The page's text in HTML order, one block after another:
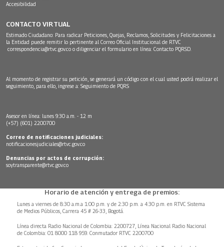
Accesibilidad
CONTACTO VIRTUAL
Estimado Ciudadano: Para radicar Peticiones, Quejas, Reclamos, Solicitudes y Felicitaciones a
la Entidad puede remitir lo pertinente al Correo Oficial Institucional de RTVC
correspondencia@rtvc.gov.co o diligenciar el formulario en línea: Contacto PQRSD.
Al momento de registrar su petición, se generará un código con el cual usted podrá realizar el
seguimiento, para ello, ingrese a: Seguimiento de PQRS
Asesor en línea: lunes 9:30 a.m. - 12 m
(+57) (601) 2200700
Correo de notificaciones judiciales:
notificacionesjudiciales@rtvc.gov.co
Denuncias por actos de corrupción:
soytransparente@rtvc.gov.co
Horario de atención y entrega de premios:
Lunes a viernes de 8:30 a.m.a 1:00 p.m. y de 2:30 p.m. a 4:30 p.m. en RTVC Sistema
de Medios Públicos, Carrera 45 # 26-33, Bogotá.
Línea directa Radio Nacional de Colombia: 2200727, Línea Nacional Radio Nacional
de Colombia: 01 8000 118 959. Conmutador RTVC 2200700